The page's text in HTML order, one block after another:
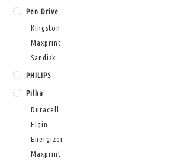
Pen Drive
Kingston
Maxprint
Sandisk
PHILIPS
Pilha
Duracell
Elgin
Energizer
Maxprint